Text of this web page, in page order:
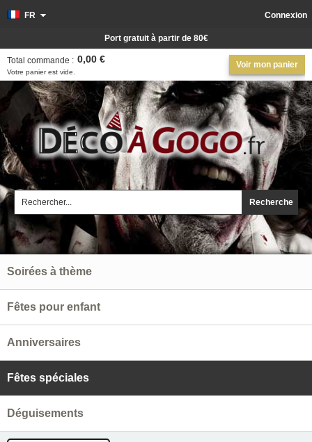
Recherche
Connexion
FR
Voir mon panier
Votre panier est vide.
Total commande : 0,00 €
Port gratuit à partir de 80€
Soirées à thème
Fêtes pour enfant
Anniversaires
Fêtes spéciales
Déguisements